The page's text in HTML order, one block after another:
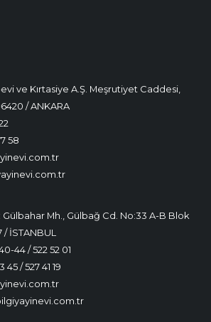
ve Kırtasiye A.Ş. Meşrutiyet Caddesi,
/ ANKARA
58
Mh., Gülbağ Cd. No:33 A-B Blok
İSTANBUL
44 / 522 52 01
45 / 527 41 19